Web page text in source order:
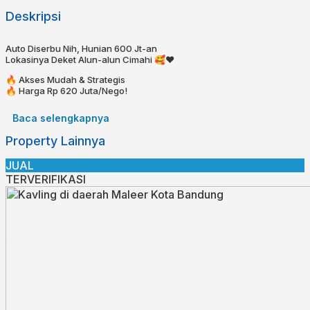
Deskripsi
Auto Diserbu Nih, Hunian 600 Jt-an
Lokasinya Deket Alun-alun Cimahi 🥰❤️
🔥 Akses Mudah & Strategis⁣⁣
🔥 Harga Rp 620 Juta/Nego!⁣⁣
🔥 KPR bisa dibantu!⁣⁣⁣⁣⁣⁣⁣
🔥 Bebas Banjir⁣⁣⁣⁣
⁣⁣📍 3 menit ke Alun-Alun Cimahi
⁣⁣📍 6 menit ke Cimahi Mall
Spesifikasi⁣⁣⁣⁣⁣⁣
Sertifikat SHM LENGKAP⁣⁣
Luas Tanah : 76
Baca selengkapnya
Property Lainnya
JUAL
TERVERIFIKASI